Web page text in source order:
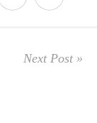
Next Post »